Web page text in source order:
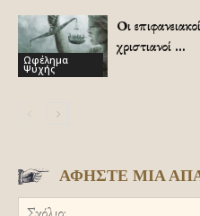
Ωφέλημα
Ψυχής
Οι
χριστιανοί …
ΑΦΗΣΤΕ ΜΙΑ